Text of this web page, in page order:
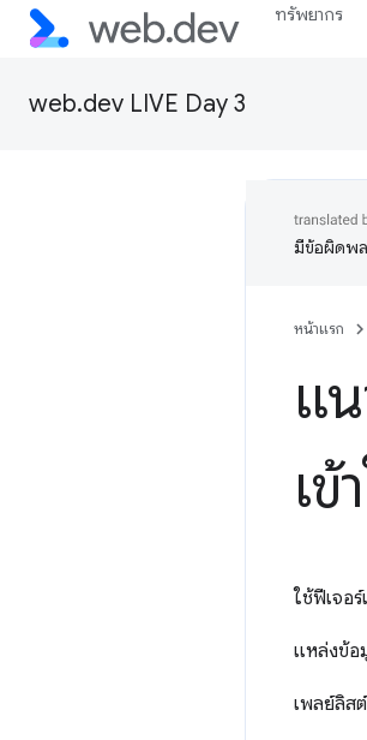
ทรัพยากร
web.dev LIVE Day 3
มีข้อผิดพ
หน้าแรก
แ
เข้
ใช้ฟีเจอ
แหล่งข้อ
เพลย์ลิส